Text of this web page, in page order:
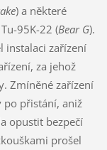
) a některé
95K-22 (Bear G).
instalaci zařízení
za jehož
Zmíněné zařízení
přistání, aniž
opustit bezpečí
prošel